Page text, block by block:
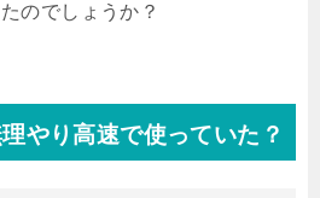
のでしょうか？
やり高速で使っていた？